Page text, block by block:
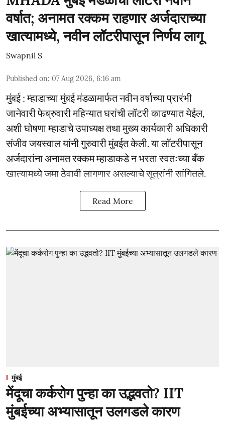
वर्षात; अनामत रक्कम राहणार अर्जदाराच्या
खात्यामध्ये, नवीन लॉटरीपासून निर्णय लागू
Swapnil S
Published on: 07 Aug 2026, 6:16 am
मुंबई : म्हाडाच्या मुंबई मंडळामार्फत नवीन वर्षाच्या प्रारंभी
जानेवारी फेब्रुवारी महिन्यात घरांची लॉटरी काढण्यात येईल,
अशी घोषणा म्हाडाचे उपाध्यक्ष तथा मुख्य कार्यकारी अधिकारी
संजीव जयस्वाल यांनी गुरुवारी मुंबईत केली. या लॉटरीपासून
अर्जदारांना अनामत रक्कम म्हाडाकडे न भरता स्वतःच्या बँक
खात्यामध्ये जमा ठेवावी लागणार असल्याचे सूत्रांनी सांगितले.
Read More
मुंबई
मेंदूचा कर्करोग पुन्हा का उद्भवतो? IIT
मुंबईच्या अभ्यासातून उलगडले कारण